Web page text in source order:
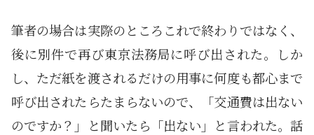
筆者の場合は実際のところこれで終わりではなく、
後に別件で再び東京法務局に呼び出された。しか
し、ただ紙を渡されるだけの用事に何度も都心まで
呼び出されたらたまらないので、「交通費は出ない
のですか？」と聞いたら「出ない」と言われた。話